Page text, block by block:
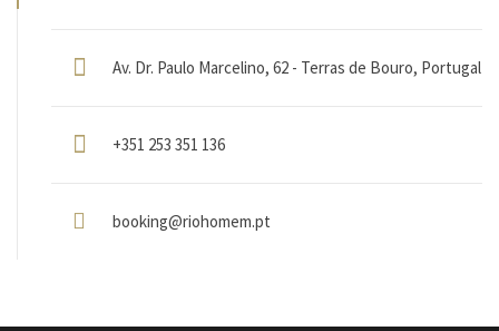
Av. Dr. Paulo Marcelino, 62 - Terras de Bouro, Portugal
+351 253 351 136
booking@riohomem.pt